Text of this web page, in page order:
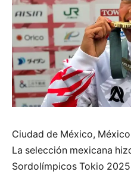
Ciudad de México,
La selección mexicana
Sordolímpicos Tokio